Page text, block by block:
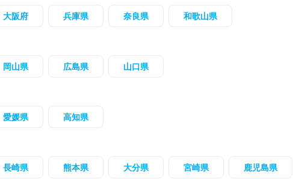
大阪府 兵庫県 奈良県 和歌山県
岡山県 広島県 山口県
愛媛県 高知県
長崎県 熊本県 大分県 宮崎県 鹿児島県